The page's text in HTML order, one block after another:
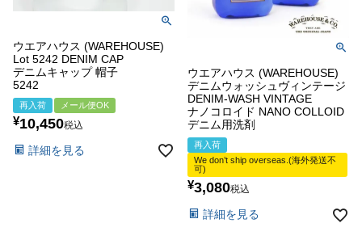
ウエアハウス (WAREHOUSE)
Lot 5242 DENIM CAP
デニムキャップ 帽子
5242
再入荷 メール便OK
¥10,450税込
詳細を見る
ウエアハウス (WAREHOUSE)
デニムウォッシュヴィンテージ
DENIM-WASH VINTAGE
ナノコロイド NANO COLLOID
デニム用洗剤
再入荷
We don’t ship overseas.(海外発送不
可)
¥3,080税込
詳細を見る